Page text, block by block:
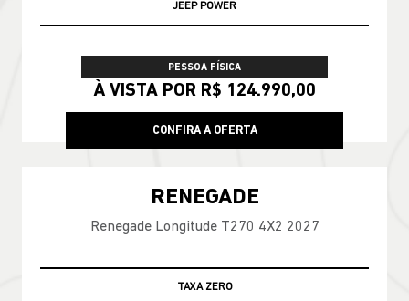
JEEP POWER
PESSOA FÍSICA
À VISTA POR R$ 124.990,00
CONFIRA A OFERTA
RENEGADE
Renegade Longitude T270 4X2 2027
TAXA ZERO